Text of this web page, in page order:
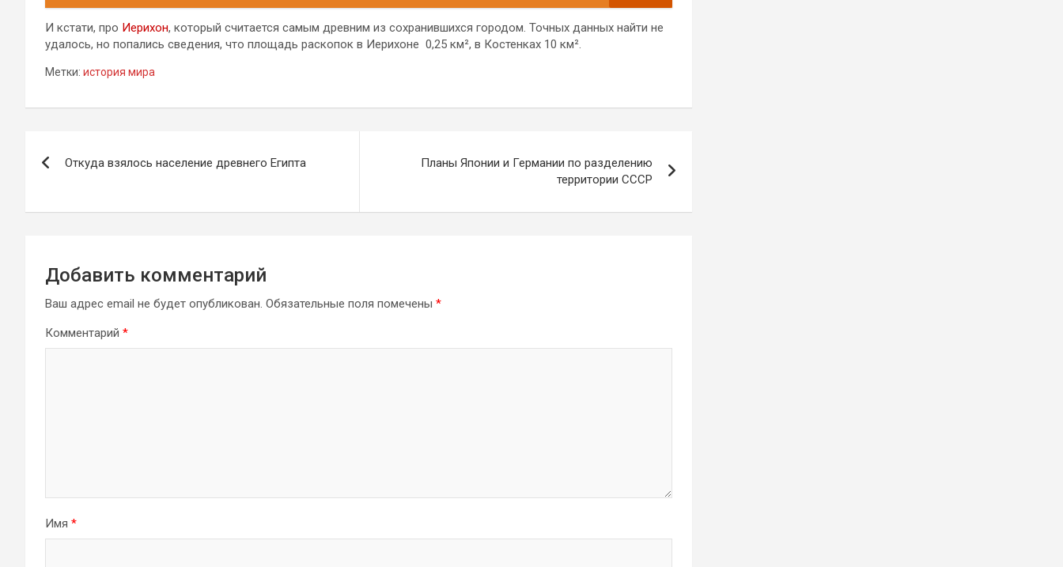
И кстати, про Иерихон, который считается самым древним из сохранившихся городом. Точных данных найти не
удалось, но попались сведения, что площадь раскопок в Иерихоне 0,25 км², в Костенках 10 км².
Метки: история мира
записям
Откуда взялось население древнего Египта
Планы Японии и Германии по разделению
территории СССР
Добавить комментарий
Ваш адрес email не будет опубликован. Обязательные поля помечены *
Комментарий *
Имя *